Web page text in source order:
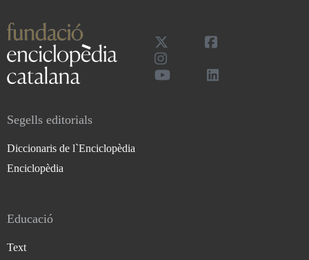
Segells editorials
Diccionaris de l`Enciclopèdia
Enciclopèdia
Educació
Text